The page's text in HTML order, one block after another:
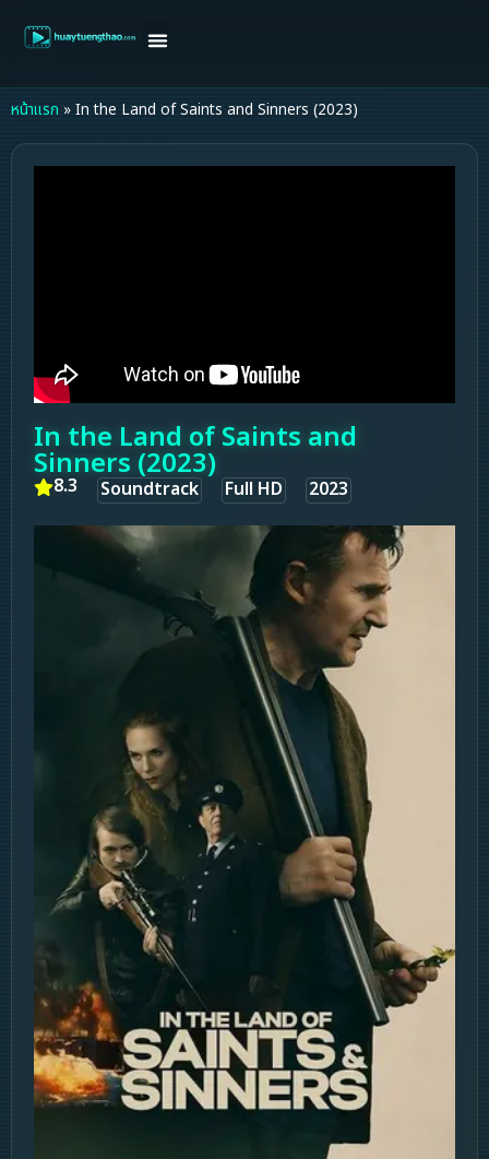
หน้าแรก » In the Land of Saints and Sinners (2023)
In the Land of Saints and
Sinners (2023)
8.3 Soundtrack Full HD 2023